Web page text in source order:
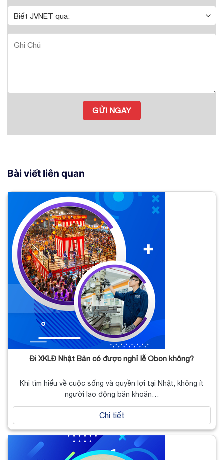
Bài viết liên quan
Đi XKLĐ Nhật Bản có được nghỉ lễ Obon không?
Khi tìm hiểu về cuộc sống và quyền lợi tại Nhật, không ít
người lao động băn khoăn…
Chi tiết